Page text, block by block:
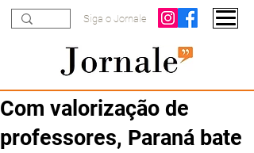
Siga o Jornale
Com valorização de
professores, Paraná bate